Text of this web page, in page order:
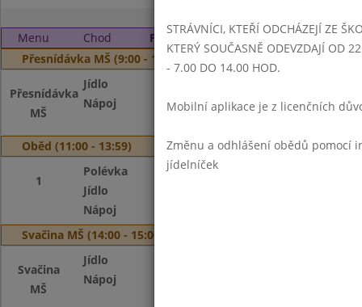
Menu Chod
Pondělí 2. 9. 2024
Přesnídávka MŠ (9:00 - 10:00)
Přesnídávka
MŠ
Jídlo
Nápoj
Čaj s citronem,
Oběd (11:00 - 13:59)
1
Polévka
Jídlo
Nápoj
Svačina MŠ (14:00 - 15:00)
Svačina
MŠ
Jídlo
Nápoj
STRÁVNÍCI, KTEŘÍ ODCHÁZEJÍ ZE
KTERÝ SOUČASNĚ ODEVZDAJÍ OD
- 7.00 DO 14.00 HOD.
Mobilní aplikace je z licenčních
Změnu a odhlášení obědů pomocí
jídelníček